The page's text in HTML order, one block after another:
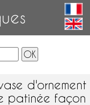
d'ornement
patinée façon